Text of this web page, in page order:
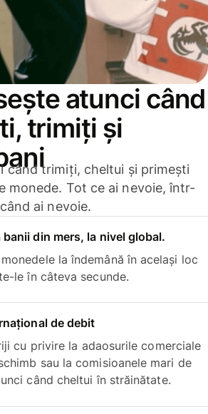
atunci când
trimiți și
când trimiți, cheltui și primești
monede. Tot ce ai nevoie, într-
ai nevoie.
din mers, la nivel global.
la îndemână în același loc
le în câteva secunde.
de debit
cu privire la adaosurile comerciale
sau la comisioanele mari de
când cheltui în străinătate.